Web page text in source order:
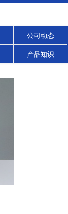
公司动态
产品知识